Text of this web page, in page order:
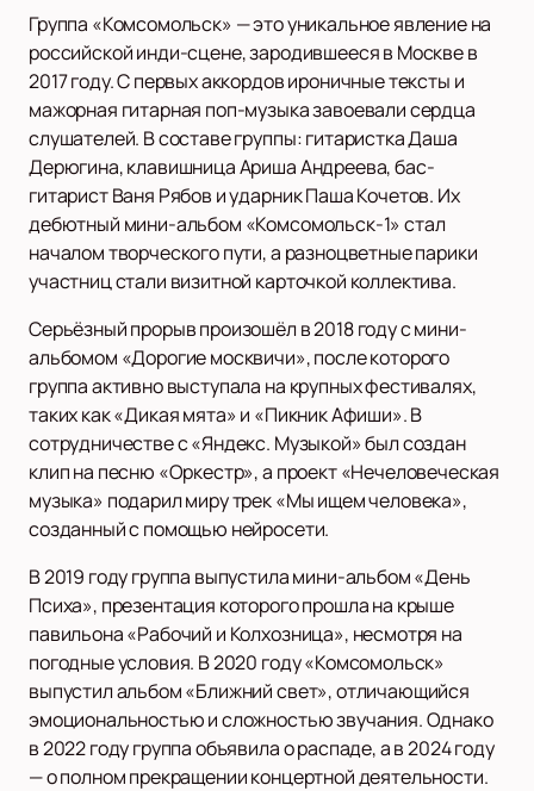
Группа «Комсомольск» — это уникальное явление на
российской инди-сцене, зародившееся в Москве в
2017 году. С первых аккордов ироничные тексты и
мажорная гитарная поп-музыка завоевали сердца
слушателей. В составе группы: гитаристка Даша
Дерюгина, клавишница Ариша Андреева, бас-
гитарист Ваня Рябов и ударник Паша Кочетов. Их
дебютный мини-альбом «Комсомольск-1» стал
началом творческого пути, а разноцветные парики
участниц стали визитной карточкой коллектива.
Серьёзный прорыв произошёл в 2018 году с мини-
альбомом «Дорогие москвичи», после которого
группа активно выступала на крупных фестивалях,
таких как «Дикая мята» и «Пикник Афиши». В
сотрудничестве с «Яндекс. Музыкой» был создан
клип на песню «Оркестр», а проект «Нечеловеческая
музыка» подарил миру трек «Мы ищем человека»,
созданный с помощью нейросети.
В 2019 году группа выпустила мини-альбом «День
Психа», презентация которого прошла на крыше
павильона «Рабочий и Колхозница», несмотря на
погодные условия. В 2020 году «Комсомольск»
выпустил альбом «Ближний свет», отличающийся
эмоциональностью и сложностью звучания. Однако
в 2022 году группа объявила о распаде, а в 2024 году
— о полном прекращении концертной деятельности.